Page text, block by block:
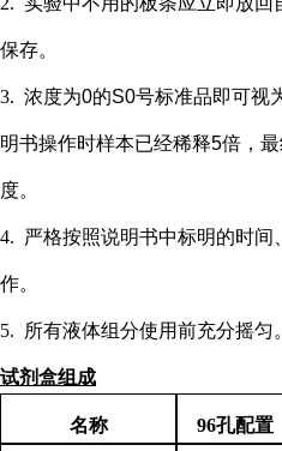
保存。
3. 浓度为0的S0号标准品即可视
明书操作时样本已经稀释5倍，
度。
4. 严格按照说明书中标明的时
作。
5. 所有液体组分使用前充分摇匀。
试剂盒组成
名称 96孔配置